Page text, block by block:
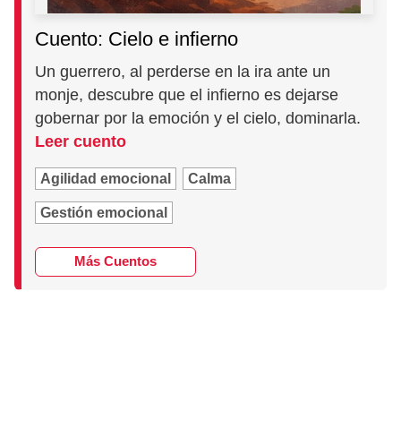
Cuento: Cielo e infierno
Un guerrero, al perderse en la ira ante un
monje, descubre que el infierno es dejarse
gobernar por la emoción y el cielo, dominarla.
Leer cuento
Agilidad emocional Calma
Gestión emocional
Más Cuentos